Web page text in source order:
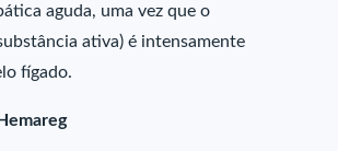
aguda, uma vez que o
ativa) é intensamente
fígado.